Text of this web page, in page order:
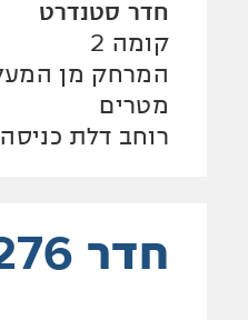
חדר סטנדרט
קומה 2
מטרים
רוחב דלת כניסה 82 ס"מ
חדר 276